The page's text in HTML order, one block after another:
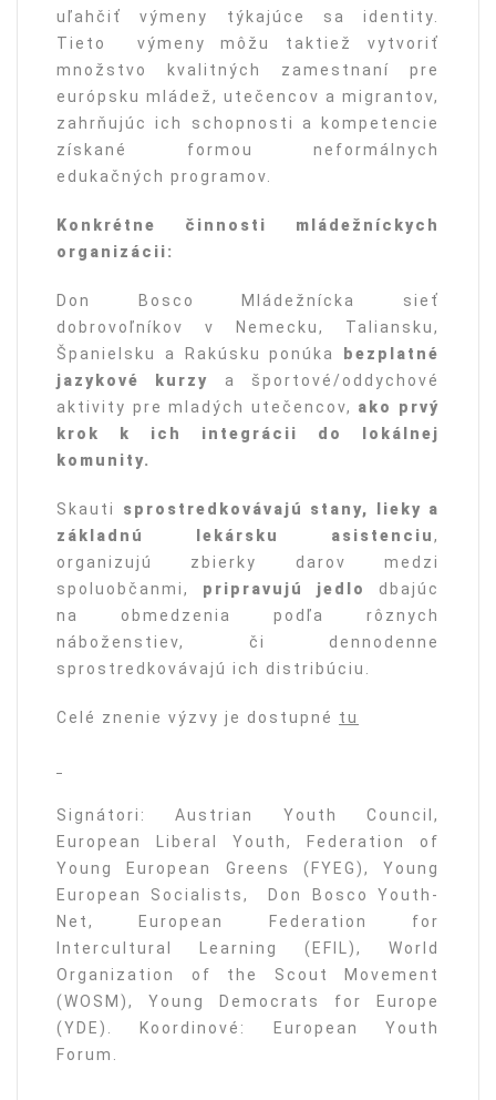
uľahčiť výmeny týkajúce sa identity.
Tieto výmeny môžu taktiež vytvoriť
množstvo kvalitných zamestnaní pre
európsku mládež, utečencov a migrantov,
zahrňujúc ich schopnosti a kompetencie
získané formou neformálnych
edukačných programov.
Konkrétne činnosti mládežníckych
organizácii:
Don Bosco Mládežnícka sieť
dobrovoľníkov v Nemecku, Taliansku,
Španielsku a Rakúsku ponúka
bezplatné
jazykové kurzy a športové/oddychové
aktivity pre mladých utečencov, ako prvý
krok k ich integrácii do lokálnej
komunity.
Skauti sprostredkovávajú stany, lieky a
základnú lekársku asistenciu,
organizujú zbierky darov medzi
spoluobčanmi, pripravujú jedlo
dbajúc
na obmedzenia podľa rôznych
náboženstiev, či dennodenne
sprostredkovávajú ich distribúciu.
Celé znenie výzvy je dostupné tu
Signátori: Austrian Youth Council,
European Liberal Youth, Federation of
Young European Greens (FYEG), Young
European Socialists, Don Bosco Youth-
Net, European Federation for
Intercultural Learning (EFIL), World
Organization of the Scout Movement
(WOSM), Young Democrats for Europe
(YDE). Koordinové: European Youth
Forum.